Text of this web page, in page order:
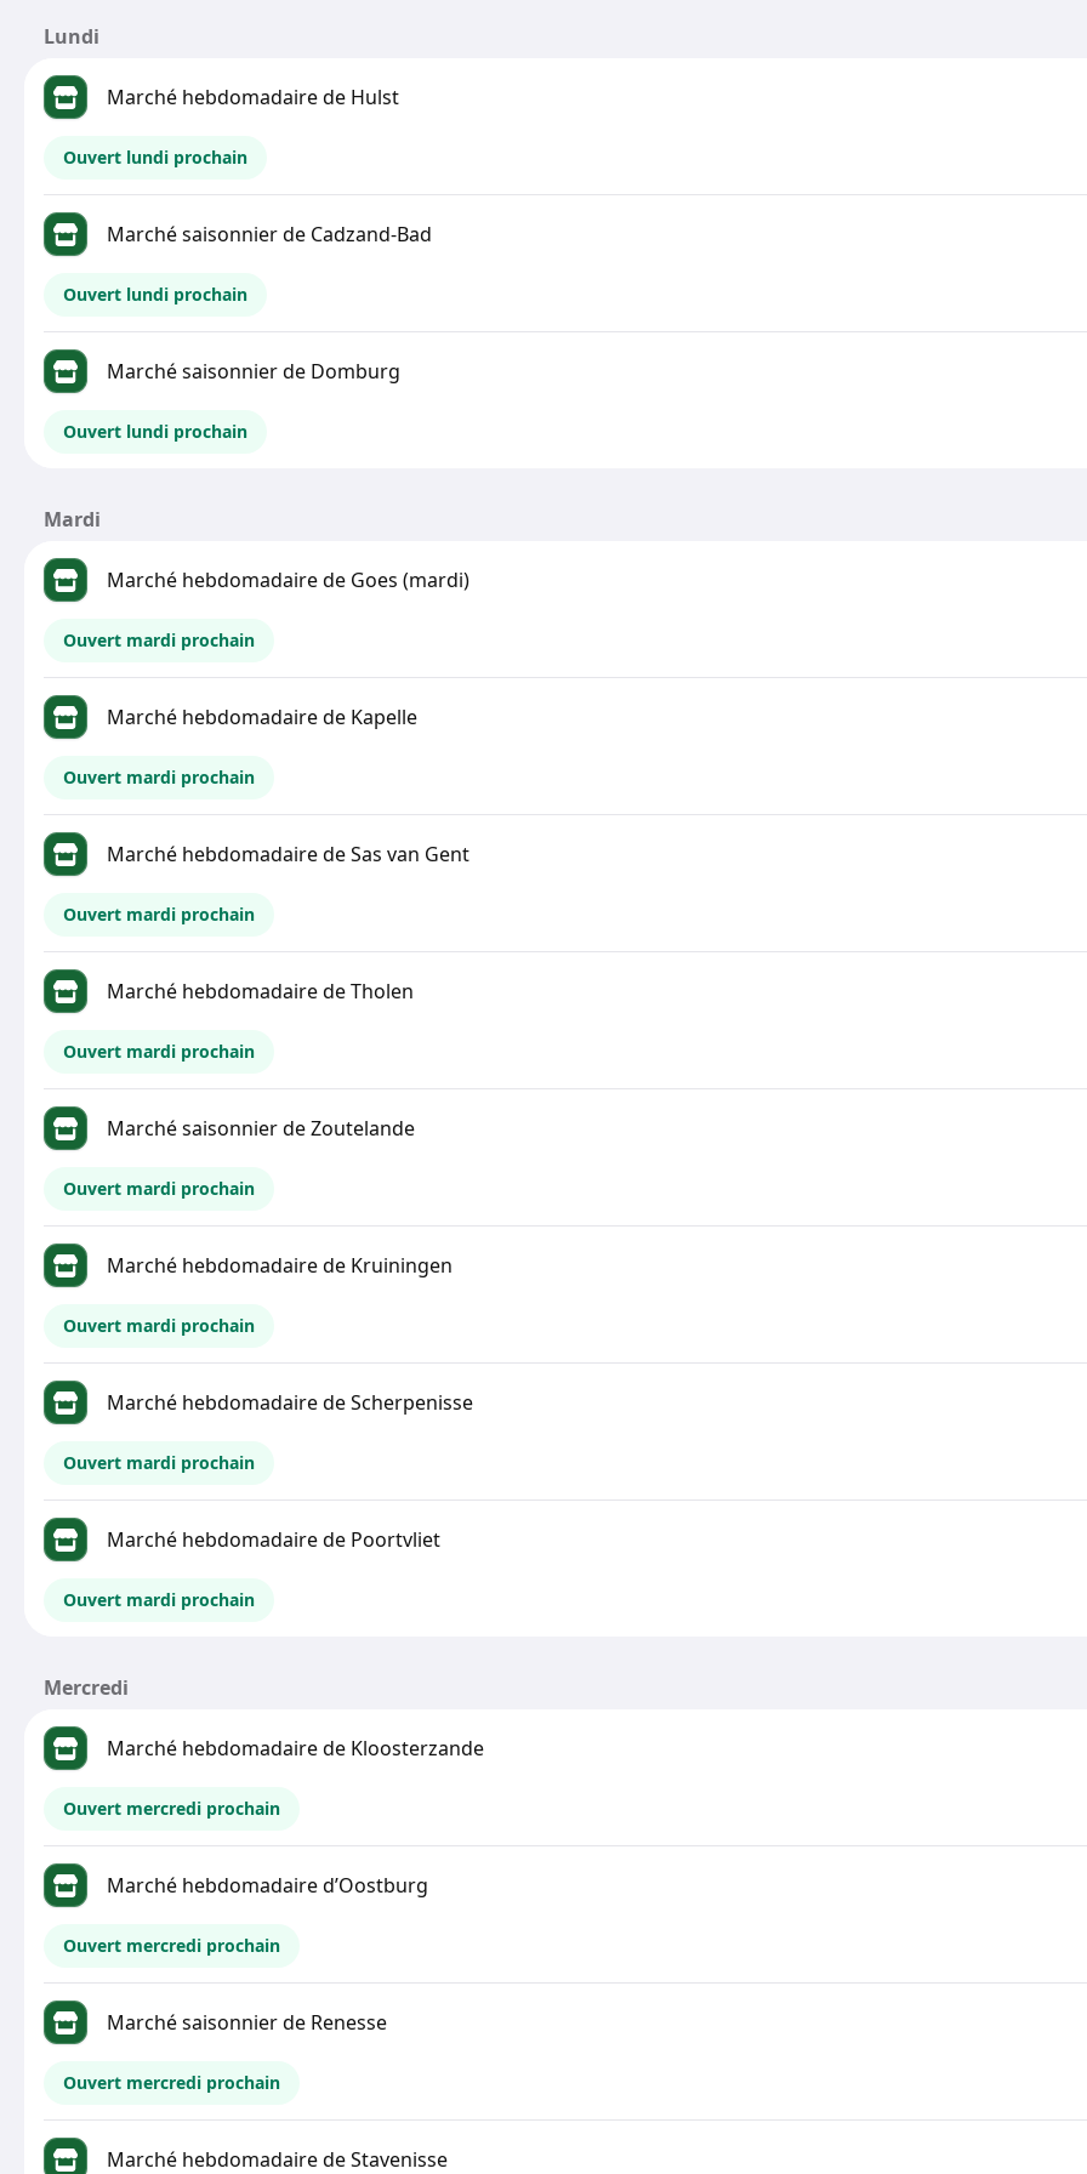
Lundi
Marché hebdomadaire de Hulst
Ouvert lundi prochain
Marché saisonnier de Cadzand-Bad
Ouvert lundi prochain
Marché saisonnier de Domburg
Ouvert lundi prochain
Mardi
Marché hebdomadaire de Goes (mardi)
Ouvert mardi prochain
Marché hebdomadaire de Kapelle
Ouvert mardi prochain
Marché hebdomadaire de Sas van Gent
Ouvert mardi prochain
Marché hebdomadaire de Tholen
Ouvert mardi prochain
Marché saisonnier de Zoutelande
Ouvert mardi prochain
Marché hebdomadaire de Kruiningen
Ouvert mardi prochain
Marché hebdomadaire de Scherpenisse
Ouvert mardi prochain
Marché hebdomadaire de Poortvliet
Ouvert mardi prochain
Mercredi
Marché hebdomadaire de Kloosterzande
Ouvert mercredi prochain
Marché hebdomadaire d’Oostburg
Ouvert mercredi prochain
Marché saisonnier de Renesse
Ouvert mercredi prochain
Marché hebdomadaire de Stavenisse